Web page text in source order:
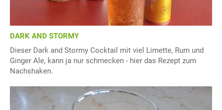
DARK AND STORMY
Dieser Dark and Stormy Cocktail mit viel Limette, Rum und
Ginger Ale, kann ja nur schmecken - hier das Rezept zum
Nachshaken.